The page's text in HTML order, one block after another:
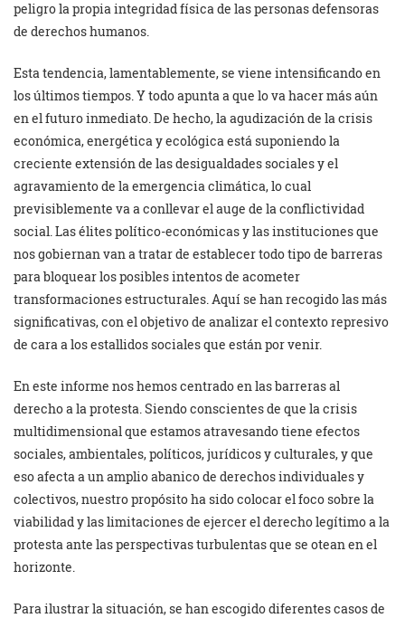
peligro la propia integridad física de las personas defensoras
de derechos humanos.
Esta tendencia, lamentablemente, se viene intensificando en
los últimos tiempos. Y todo apunta a que lo va hacer más aún
en el futuro inmediato. De hecho, la agudización de la crisis
económica, energética y ecológica está suponiendo la
creciente extensión de las desigualdades sociales y el
agravamiento de la emergencia climática, lo cual
previsiblemente va a conllevar el auge de la conflictividad
social. Las élites político-económicas y las instituciones que
nos gobiernan van a tratar de establecer todo tipo de barreras
para bloquear los posibles intentos de acometer
transformaciones estructurales. Aquí se han recogido las más
significativas, con el objetivo de analizar el contexto represivo
de cara a los estallidos sociales que están por venir.
En este informe nos hemos centrado en las barreras al
derecho a la protesta. Siendo conscientes de que la crisis
multidimensional que estamos atravesando tiene efectos
sociales, ambientales, políticos, jurídicos y culturales, y que
eso afecta a un amplio abanico de derechos individuales y
colectivos, nuestro propósito ha sido colocar el foco sobre la
viabilidad y las limitaciones de ejercer el derecho legítimo a la
protesta ante las perspectivas turbulentas que se otean en el
horizonte.
Para ilustrar la situación, se han escogido diferentes casos de